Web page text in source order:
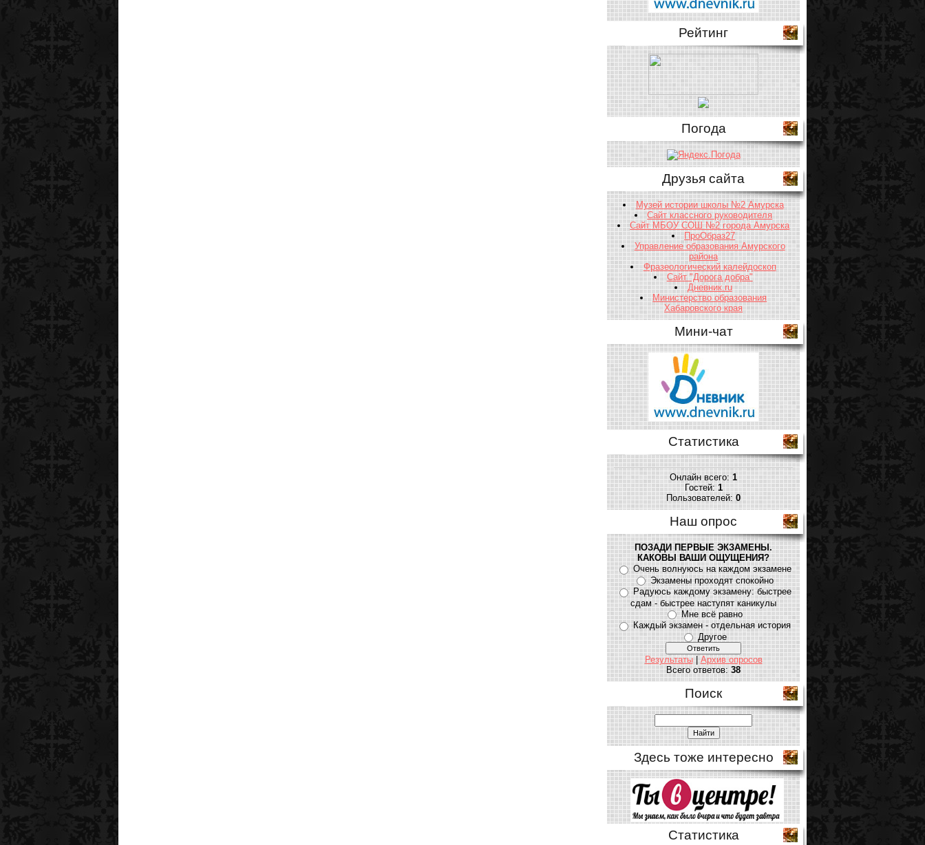
Рейтинг
Погода
Друзья сайта
Музей истории школы №2 Амурска
Сайт классного руководителя
Сайт МБОУ СОШ №2 города Амурска
ПроОбраз27
Управление образования Амурского
района
Фразеологический калейдоскоп
Сайт "Дорога добра"
Дневник.ru
Министерство образования
Хабаровского края
Мини-чат
Статистика
Онлайн всего:1
Гостей:1
Пользователей:0
Наш опрос
ПОЗАДИ ПЕРВЫЕ ЭКЗАМЕНЫ.
КАКОВЫ ВАШИ ОЩУЩЕНИЯ?
Очень волнуюсь на каждом экзамене
Экзамены проходят спокойно
Радуюсь каждому экзамену: быстрее
сдам - быстрее наступят каникулы
Мне всё равно
Каждый экзамен - отдельная история
Другое
Результаты|Архив опросов
Всего ответов:38
Поиск
Здесь тоже интересно
Статистика